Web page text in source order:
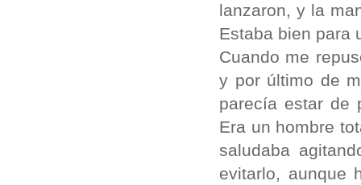
lanzaron, y la
Estaba bien para
Cuando me
y por último de
parecía estar de
Era un hombre
saludaba
evitarlo, aunque